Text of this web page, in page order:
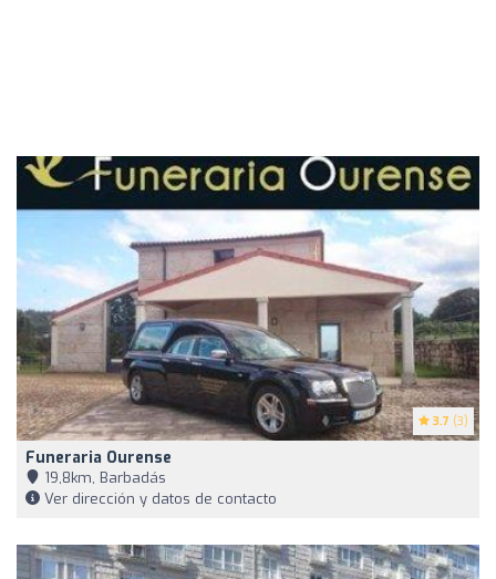
3.7 (3)
Funeraria Ourense
19,8km, Barbadás
Ver dirección y datos de contacto